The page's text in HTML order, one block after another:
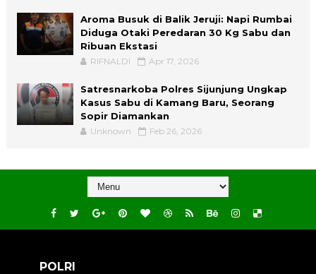
Aroma Busuk di Balik Jeruji: Napi Rumbai
Diduga Otaki Peredaran 30 Kg Sabu dan
Ribuan Ekstasi
RIFNALDI Apr 17, 2026
Satresnarkoba Polres Sijunjung Ungkap
Kasus Sabu di Kamang Baru, Seorang
Sopir Diamankan
Unknown Feb 26, 2026
POLRI